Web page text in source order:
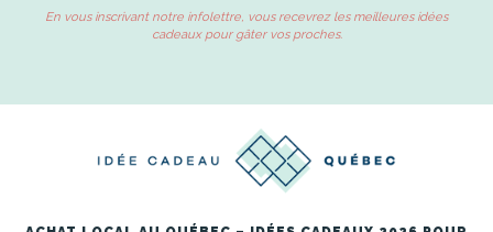
En vous inscrivant notre infolettre, vous recevrez les meilleures idées
cadeaux pour gâter vos proches.